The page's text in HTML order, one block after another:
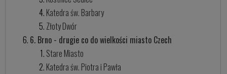
Katedra św. Barbary
Złoty Dwór
6. Brno - drugie co do wielkości miasto Czech
Stare Miasto
Katedra św. Piotra i Pawła